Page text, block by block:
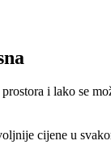
i lako se
cijene u